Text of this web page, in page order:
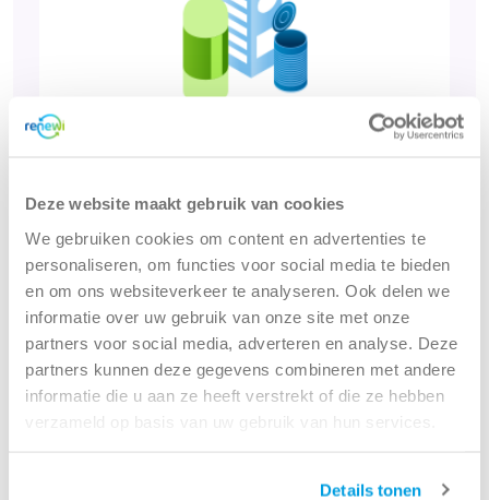
Deze website maakt gebruik van cookies
We gebruiken cookies om content en advertenties te
personaliseren, om functies voor social media te bieden
en om ons websiteverkeer te analyseren. Ook delen we
informatie over uw gebruik van onze site met onze
partners voor social media, adverteren en analyse. Deze
partners kunnen deze gegevens combineren met andere
informatie die u aan ze heeft verstrekt of die ze hebben
verzameld op basis van uw gebruik van hun services.
Details tonen
PMD
Bekijk oplossing